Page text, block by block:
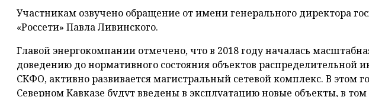
Участникам озвучено обращение от имени генерального директора
«Россети» Павла Ливинского.
Главой энергокомпании отмечено, что в 2018 году началась
доведению до нормативного состояния объектов распределительной
СКФО, активно развивается магистральный сетевой комплекс. В этом
Северном Кавказе будут введены в эксплуатацию новые объекты, в том